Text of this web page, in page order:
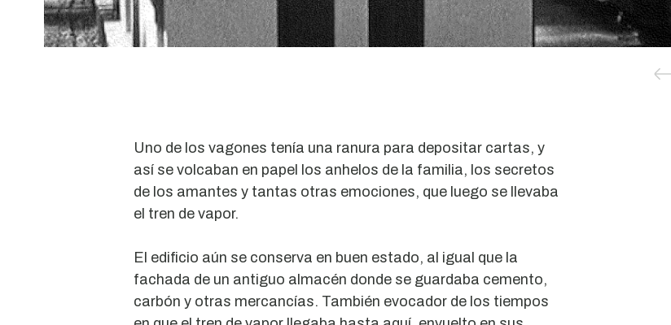
Uno de los vagones tenía una ranura para depositar cartas, y
así se volcaban en papel los anhelos de la familia, los secretos
de los amantes y tantas otras emociones, que luego se llevaba
el tren de vapor.
El edificio aún se conserva en buen estado, al igual que la
fachada de un antiguo almacén donde se guardaba cemento,
carbón y otras mercancías. También evocador de los tiempos